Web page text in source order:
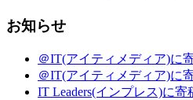
お知らせ
＠IT(アイティメディア)に
＠IT(アイティメディア)に
IT Leaders(インプレス)に寄